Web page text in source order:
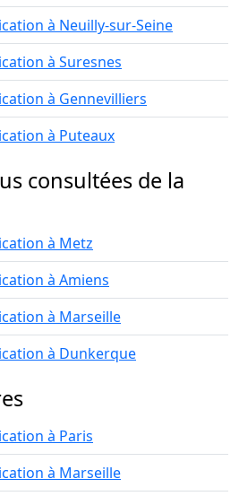
à Neuilly-sur-Seine
à Suresnes
à Gennevilliers
à Puteaux
consultées de la
à Metz
à Amiens
à Marseille
à Dunkerque
à Paris
à Marseille